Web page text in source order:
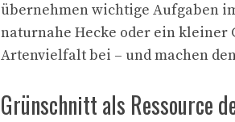
übernehmen wichtige Aufgaben
naturnahe Hecke oder ein
Artenvielfalt bei – und machen
Grünschnitt als Ressource